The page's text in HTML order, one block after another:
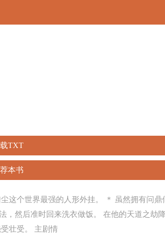
TXT
本书
这个世界最强的人形外挂。 ＊ 虽然拥有问
然后准时回来洗衣做饭。 在他的天道之劫
壮受。 主剧情